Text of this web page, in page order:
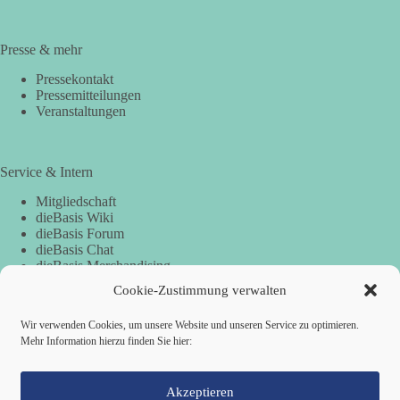
Cookie-Zustimmung verwalten
Wir verwenden Cookies, um unsere Website und unseren Service zu optimieren.
Mehr Information hierzu finden Sie hier:
Akzeptieren
Presse & mehr
Pressekontakt
Pressemitteilungen
Veranstaltungen
Service & Intern
Mitgliedschaft
dieBasis Wiki
dieBasis Forum
dieBasis Chat
dieBasis Merchandising
Spenden